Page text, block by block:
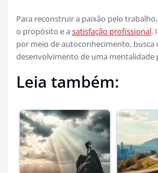
Para reconstruir a paixão pelo
o propósito e asatisfação profissional.
por meio de autoconhecimento, busca
desenvolvimento de uma mentalidade
Leia também: